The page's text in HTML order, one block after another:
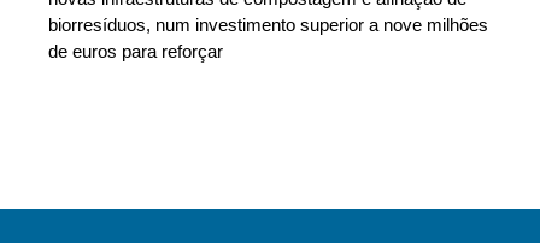
biorresíduos, num investimento superior a nove milhões
de euros para reforçar